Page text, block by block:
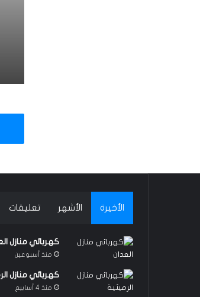
الأخيرة الأشهر تعليقات
كهربائي منازل العدان 99902388 |
منذ أسبوعين
كهربائي منازل الرميثية 99902388 | أفضل فني
منذ 4 أسابيع